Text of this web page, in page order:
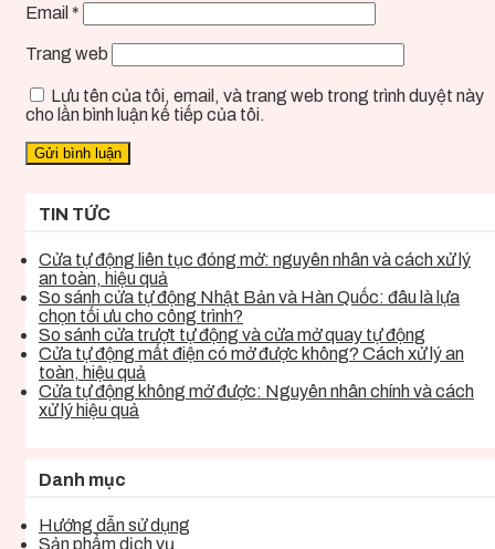
Email *
Trang web
Lưu tên của tôi, email, và trang web trong trình duyệt này
cho lần bình luận kế tiếp của tôi.
TIN TỨC
Cửa tự động liên tục đóng mở: nguyên nhân và cách xử lý
an toàn, hiệu quả
So sánh cửa tự động Nhật Bản và Hàn Quốc: đâu là lựa
chọn tối ưu cho công trình?
So sánh cửa trượt tự động và cửa mở quay tự động
Cửa tự động mất điện có mở được không? Cách xử lý an
toàn, hiệu quả
Cửa tự động không mở được: Nguyên nhân chính và cách
xử lý hiệu quả
Danh mục
Hướng dẫn sử dụng
Sản phẩm dịch vụ